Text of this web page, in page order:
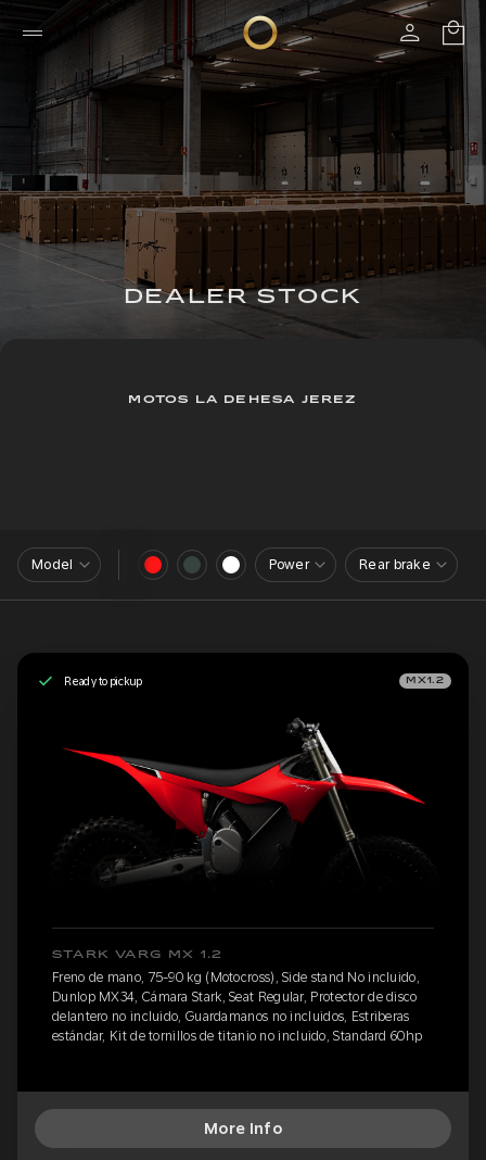
DEALER STOCK
MOTOS LA DEHESA JEREZ
Model Power Rear brake
Ready to pickup MX1.2
STARK VARG MX 1.2
Freno de mano, 75-90 kg (Motocross), Side stand No incluido,
Dunlop MX34, Cámara Stark, Seat Regular, Protector de disco
delantero no incluido, Guardamanos no incluidos, Estriberas
estándar, Kit de tornillos de titanio no incluido, Standard 60hp
More Info